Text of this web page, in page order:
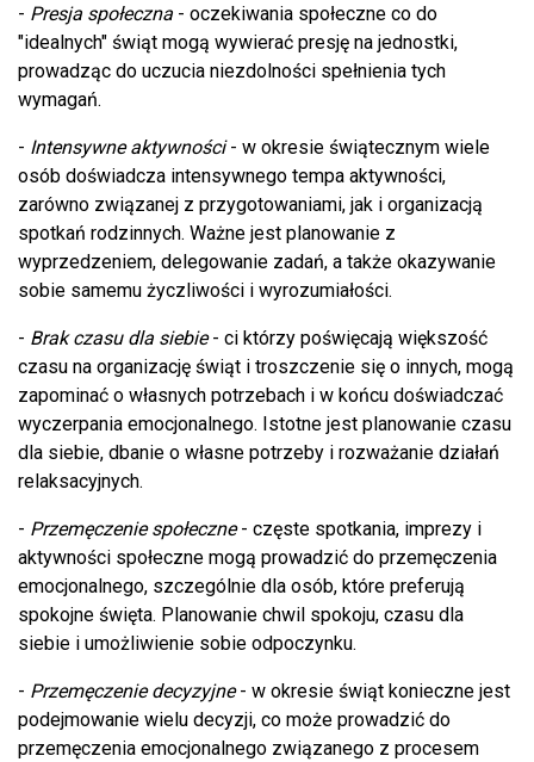
- Presja społeczna - oczekiwania społeczne co do
"idealnych" świąt mogą wywierać presję na jednostki,
prowadząc do uczucia niezdolności spełnienia tych
wymagań.
- Intensywne aktywności- w okresie świątecznym wiele
osób doświadcza intensywnego tempa aktywności,
zarówno związanej z przygotowaniami, jak i organizacją
spotkań rodzinnych. Ważne jest planowanie z
wyprzedzeniem, delegowanie zadań, a także okazywanie
sobie samemu życzliwości i wyrozumiałości.
- Brak czasu dla siebie- ci którzy poświęcają większość
czasu na organizację świąt i troszczenie się o innych, mogą
zapominać o własnych potrzebach i w końcu doświadczać
wyczerpania emocjonalnego. Istotne jest planowanie czasu
dla siebie, dbanie o własne potrzeby i rozważanie działań
relaksacyjnych.
- Przemęczenie społeczne- częste spotkania, imprezy i
aktywności społeczne mogą prowadzić do przemęczenia
emocjonalnego, szczególnie dla osób, które preferują
spokojne święta. Planowanie chwil spokoju, czasu dla
siebie i umożliwienie sobie odpoczynku.
- Przemęczenie decyzyjne- w okresie świąt konieczne jest
podejmowanie wielu decyzji, co może prowadzić do
przemęczenia emocjonalnego związanego z procesem